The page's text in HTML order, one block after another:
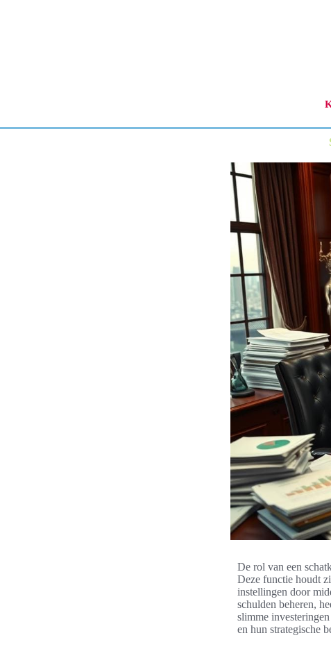
De rol van een
Deze functie houdt
instellingen door
schulden beheren,
slimme
en hun strategische